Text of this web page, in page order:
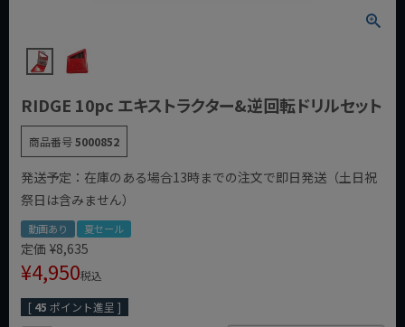
RIDGE 10pc エキストラクター&逆回転ドリルセット
商品番号5000852
発送予定：在庫のある場合13時までの注文で即日発送（土日祝
祭日は含みません）
動画あり 夏セール
定価 ¥8,635
¥4,950税込
[ 45 ポイント進呈 ]